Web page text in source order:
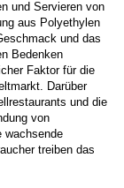
und Servieren von
aus Polyethylen
und das
Bedenken
Faktor für die
Darüber
und die
von
wachsende
treiben das